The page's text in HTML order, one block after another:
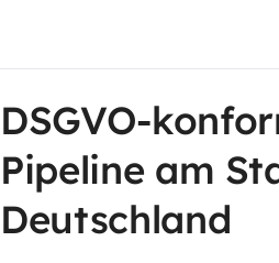
DSGVO-
Pipeline am
Deutschland